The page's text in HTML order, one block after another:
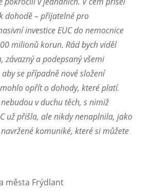
dohodě – přijatelné pro
investice EUC do nemocnice
milionů korun. Rád bych viděl
závazný a podepsaný všemi
se případně nové složení
opřít o dohody, které platí.
v duchu těch, s nimiž
už přišla, ale nikdy nenaplnila, jako
komuniké, které si můžete
města Frýdlant